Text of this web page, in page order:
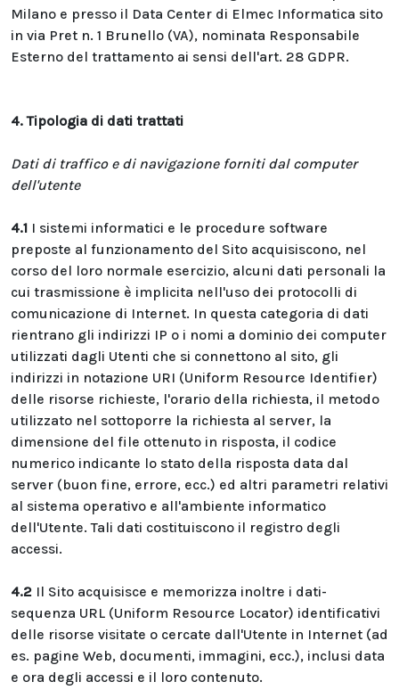
Milano e presso il Data Center di Elmec Informatica sito
in via Pret n. 1 Brunello (VA), nominata Responsabile
Esterno del trattamento ai sensi dell'art. 28 GDPR.
4. Tipologia di dati trattati
Dati di traffico e di navigazione forniti dal computer
dell'utente
4.1 I sistemi informatici e le procedure software
preposte al funzionamento del Sito acquisiscono, nel
corso del loro normale esercizio, alcuni dati personali la
cui trasmissione è implicita nell'uso dei protocolli di
comunicazione di Internet. In questa categoria di dati
rientrano gli indirizzi IP o i nomi a dominio dei computer
utilizzati dagli Utenti che si connettono al sito, gli
indirizzi in notazione URI (Uniform Resource Identifier)
delle risorse richieste, l'orario della richiesta, il metodo
utilizzato nel sottoporre la richiesta al server, la
dimensione del file ottenuto in risposta, il codice
numerico indicante lo stato della risposta data dal
server (buon fine, errore, ecc.) ed altri parametri relativi
al sistema operativo e all'ambiente informatico
dell'Utente. Tali dati costituiscono il registro degli
accessi.
4.2 Il Sito acquisisce e memorizza inoltre i dati-
sequenza URL (Uniform Resource Locator) identificativi
delle risorse visitate o cercate dall'Utente in Internet (ad
es. pagine Web, documenti, immagini, ecc.), inclusi data
e ora degli accessi e il loro contenuto.